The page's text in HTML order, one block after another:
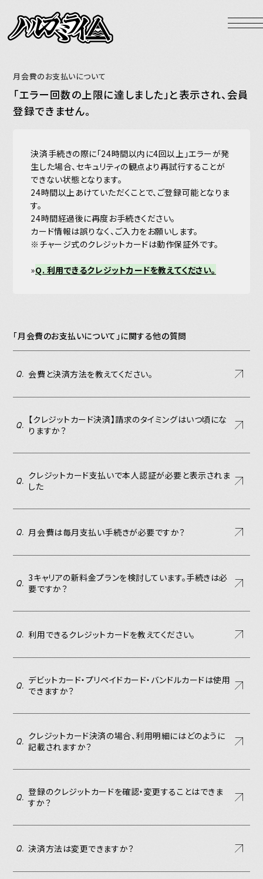
NEWS
BIOGRAPHY
DISCOGRAPHY
VIDEO
GOODS
HOME
Official X Instagram YouTube LINE MUSIC Apple Music
Spotify
JOIN LOGIN
MEMBERS’ NEWS
PICTURE
あああああ
別冊 橋本学左脳読本
メキ麺記ギルティ
すどこまレディオ
東の頑張り日記
月会費のお支払いについて
「エラー回数の上限に達しました」と表示され、会員
登録できません。
決済手続きの際に「24時間以内に4回以上」エラーが発
生した場合、セキュリティの観点より再試行することが
できない状態となります。
24時間以上あけていただくことで、ご登録可能となりま
す。
24時間経過後に再度お手続きください。
カード情報は誤りなく、ご入力をお願いします。
※チャージ式のクレジットカードは動作保証外です。
»Q. 利用できるクレジットカードを教えてください。
「月会費のお支払いについて」に関する他の質問
Q. 会費と決済方法を教えてください。
Q. 【クレジットカード決済】請求のタイミングはいつ頃にな
りますか？
Q. クレジットカード支払いで本人認証が必要と表示されま
した
Q. 月会費は毎月支払い手続きが必要ですか？
Q. 3キャリアの新料金プランを検討しています。手続きは必
要ですか？
Q. 利用できるクレジットカードを教えてください。
Q. デビットカード・プリペイドカード・バンドルカードは使用
できますか？
Q. クレジットカード決済の場合、利用明細にはどのように
記載されますか？
Q. 登録のクレジットカードを確認・変更することはできま
すか？
Q. 決済方法は変更できますか？